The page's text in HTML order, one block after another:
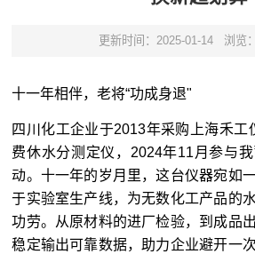
更新时间：2025-01-14 浏览
十一年相伴，老将“功成身退"
四川化工企业于2013年采购上海禾工
费休水分测定仪，2024年11月参与
动。十一年的岁月里，这台仪器宛如
于实验室生产线，为无数化工产品的
功劳。从原材料的进厂检验，到成品
稳定输出可靠数据，助力企业避开一